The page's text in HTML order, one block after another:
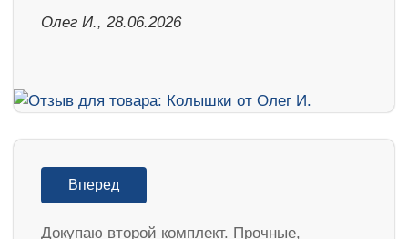
Олег И., 28.06.2026
Вперед
Докупаю второй комплект. Прочные,